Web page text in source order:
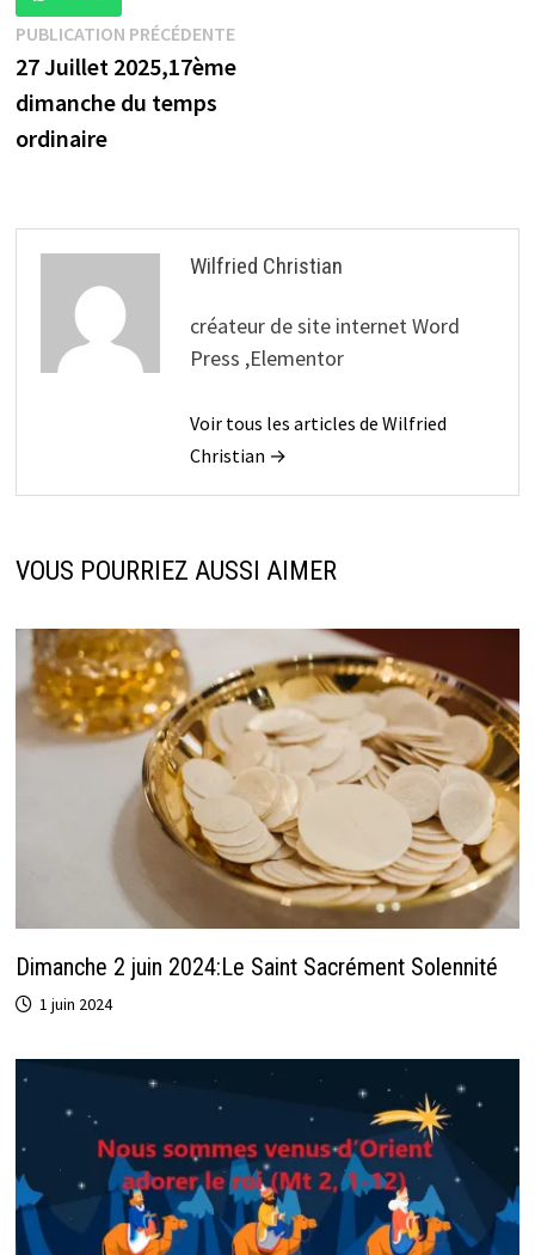
Navigation
de
l’article
PUBLICATION PRÉCÉDENTEPublication
précédente :
27 Juillet 2025,17ème
dimanche du temps
ordinaire
Wilfried Christian
créateur de site internet Word
Press ,Elementor
Voir tous les articles de Wilfried
Christian →
VOUS POURRIEZ AUSSI AIMER
Dimanche 2 juin 2024:Le Saint Sacrément Solennité
1 juin 2024